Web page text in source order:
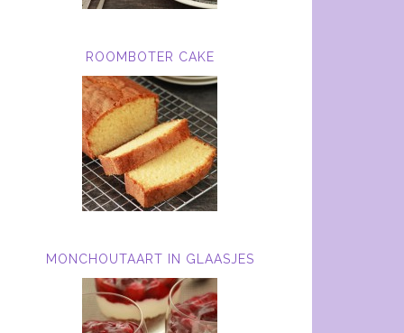
ROOMBOTER CAKE
MONCHOUTAART IN GLAASJES